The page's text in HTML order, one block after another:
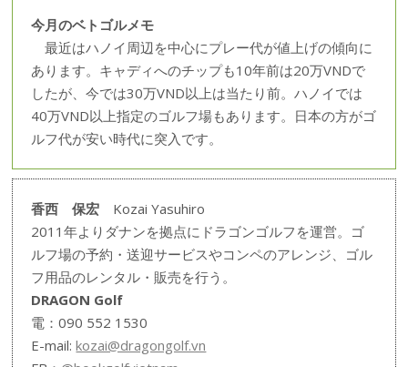
今月のベトゴルメモ
最近はハノイ周辺を中心にプレー代が値上げの傾向に
あります。キャディへのチップも10年前は20万VNDで
したが、今では30万VND以上は当たり前。ハノイでは
40万VND以上指定のゴルフ場もあります。日本の方がゴ
ルフ代が安い時代に突入です。
香西 保宏 Kozai Yasuhiro
2011年よりダナンを拠点にドラゴンゴルフを運営。ゴ
ルフ場の予約・送迎サービスやコンペのアレンジ、ゴル
フ用品のレンタル・販売を行う。
DRAGON Golf
電：090 552 1530
E-mail:kozai@dragongolf.vn